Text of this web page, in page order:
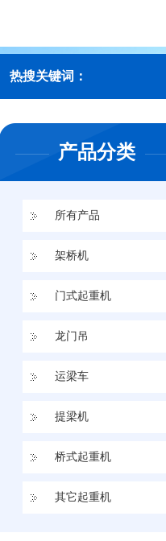
热搜关键词：
架桥机
龙门吊
运梁车
提梁机
产品分类
所有产品
架桥机
门式起重机
龙门吊
运梁车
提梁机
桥式起重机
其它起重机